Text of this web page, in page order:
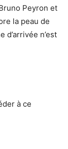
Peyron et
la peau de
d’arrivée n’est
à ce